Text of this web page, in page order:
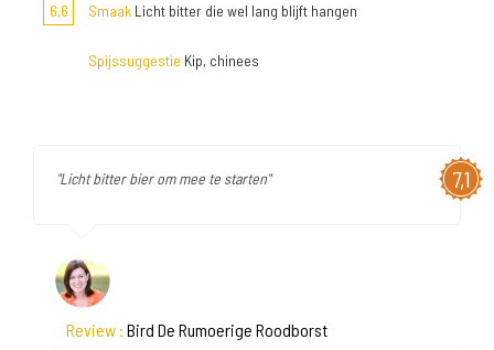
6,6 Smaak Licht bitter die wel lang blijft hangen
Spijssuggestie Kip, chinees
7,1
"Licht bitter bier om mee te starten"
Review : Bird De Rumoerige Roodborst